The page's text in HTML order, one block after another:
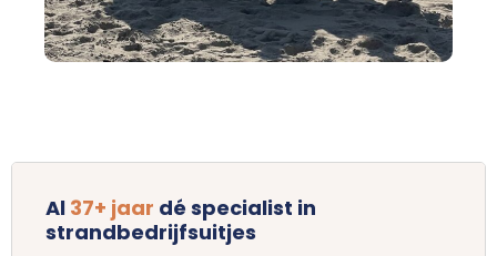
Al 37+ jaar dé specialist in
strandbedrijfsuitjes